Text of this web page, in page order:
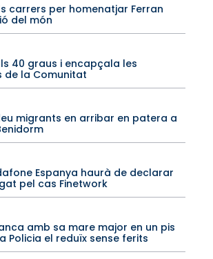
carrers per homenatjar Ferran
del món
40 graus i encapçala les
de la Comunitat
migrants en arribar en patera a
Espanya haurà de declarar
pel cas Finetwork
amb sa mare major en un pis
Policia el reduïx sense ferits